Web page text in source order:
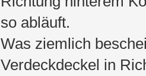
so abläuft.
Was ziemlich
Verdeckdeckel in